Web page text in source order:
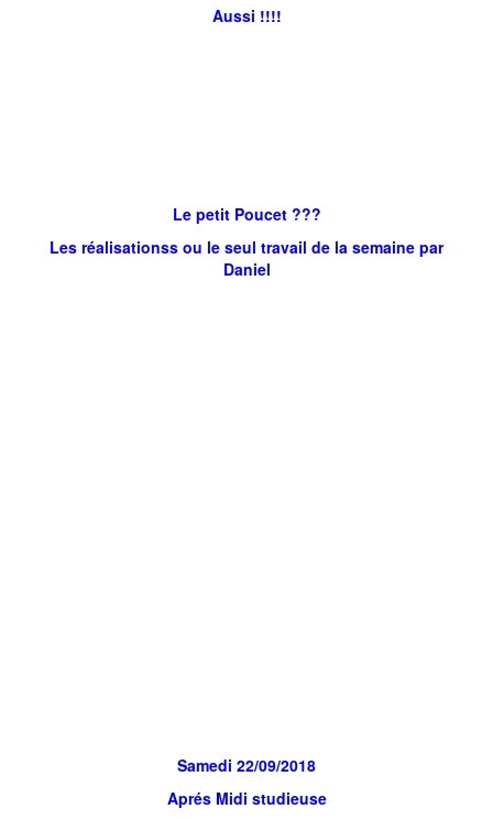
Aussi !!!!
Le petit Poucet ???
Les réalisationss ou le seul travail de la semaine par
Daniel
Samedi 22/09/2018
Aprés Midi studieuse